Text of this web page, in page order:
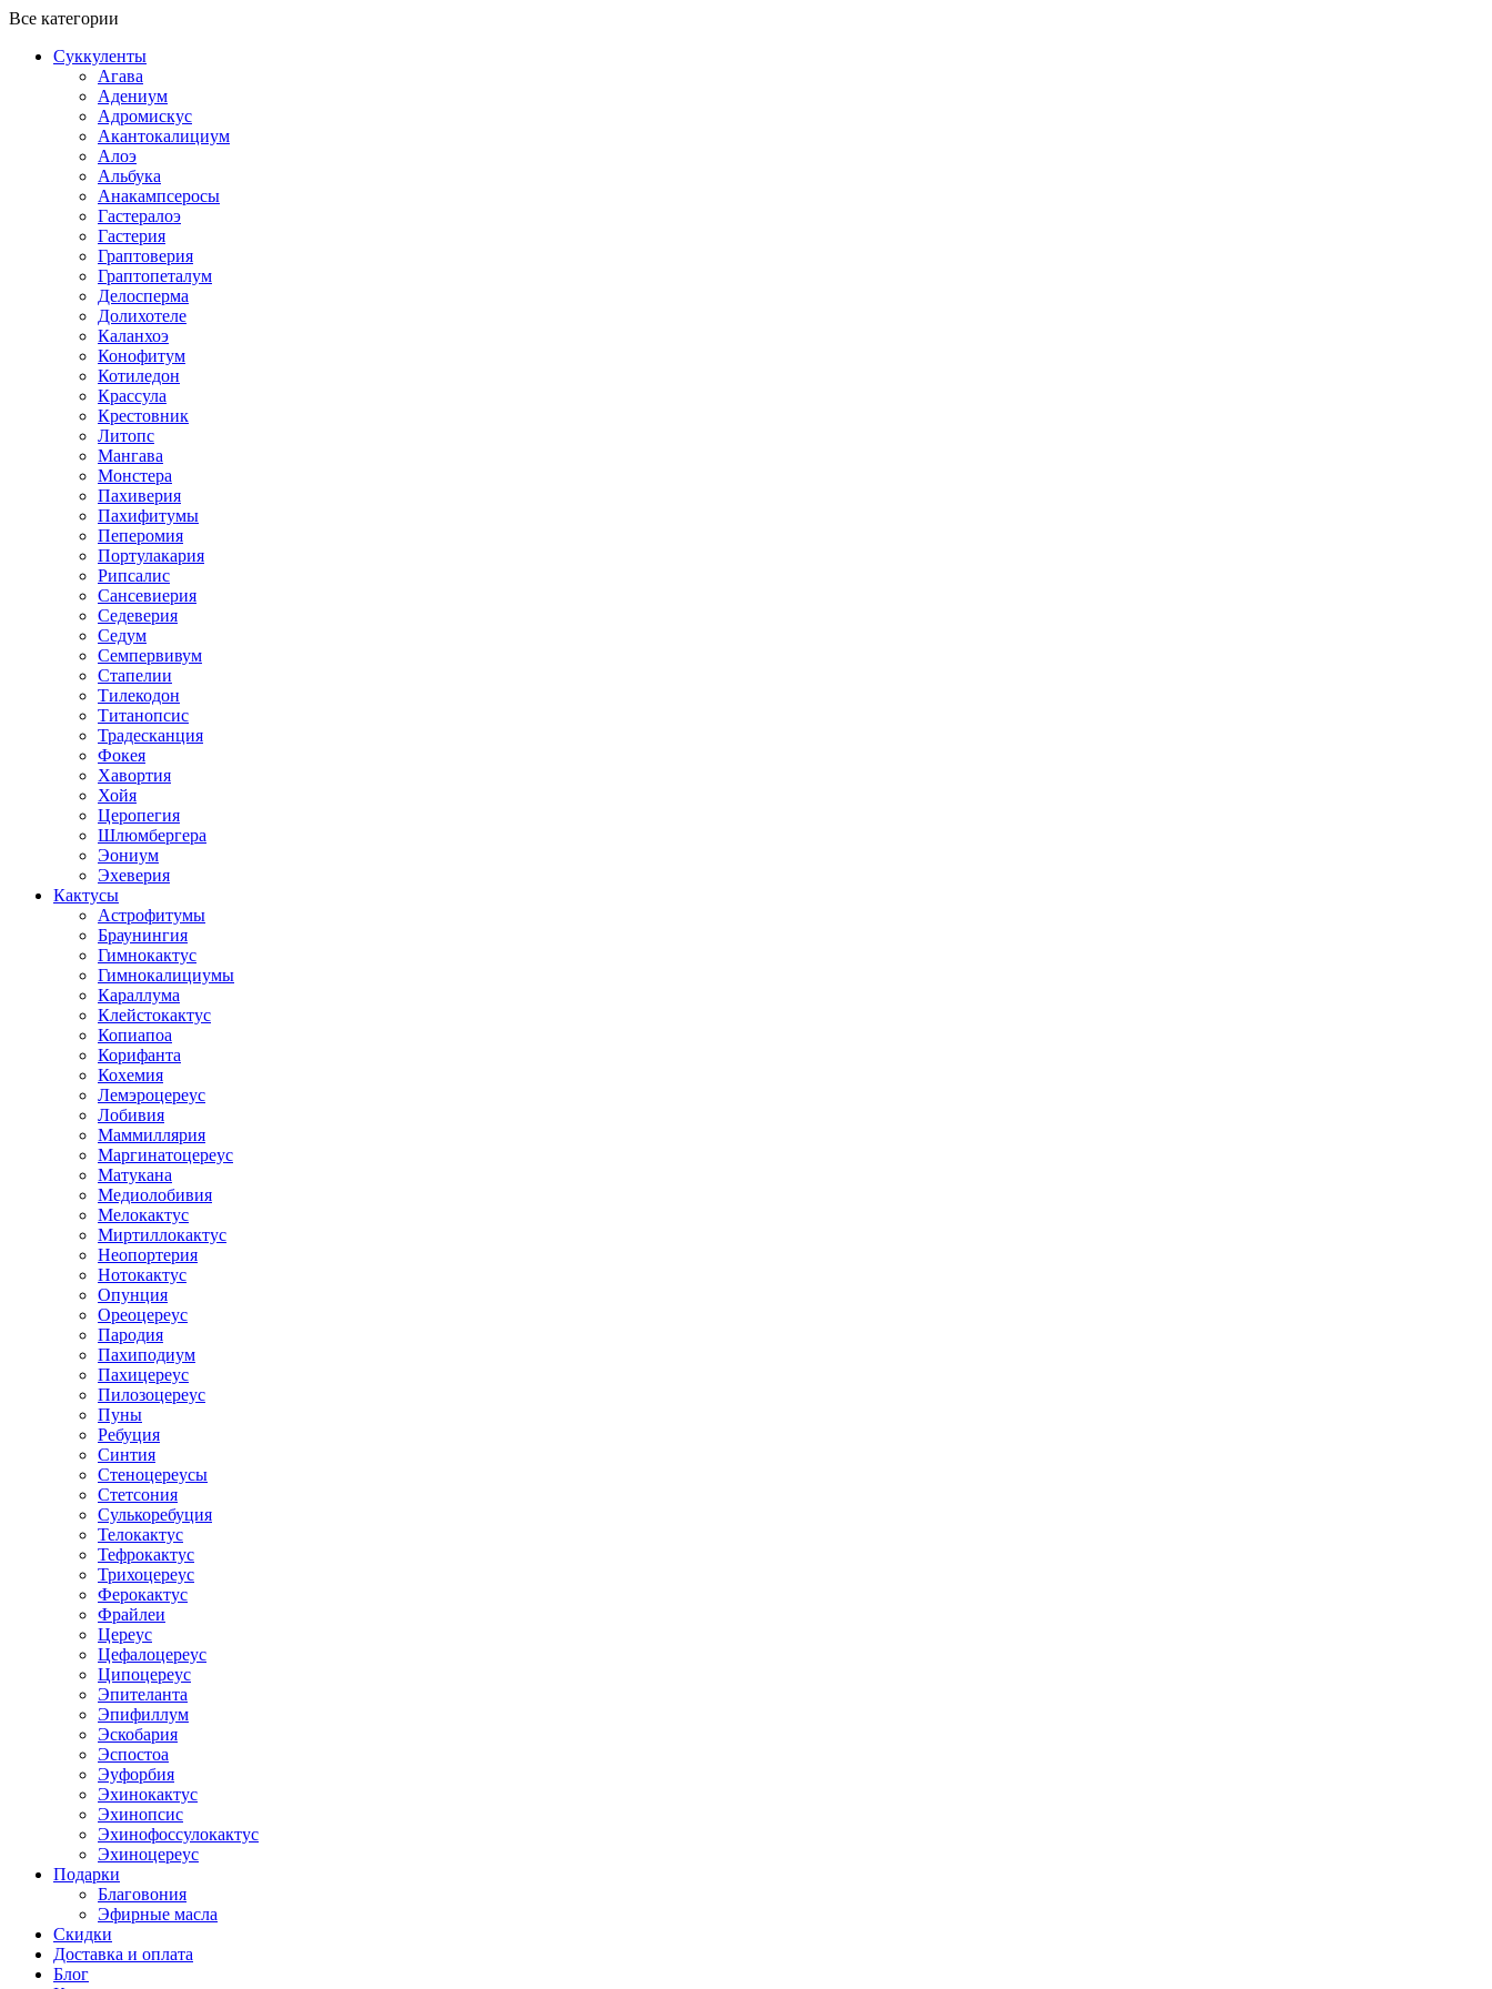
Все категории
Суккуленты
Агава
Адениум
Адромискус
Акантокалициум
Алоэ
Альбука
Анакампсеросы
Гастералоэ
Гастерия
Граптоверия
Граптопеталум
Делосперма
Долихотеле
Каланхоэ
Конофитум
Котиледон
Крассула
Крестовник
Литопс
Мангава
Монстера
Пахиверия
Пахифитумы
Пеперомия
Портулакария
Рипсалис
Сансевиерия
Седеверия
Седум
Семпервивум
Стапелии
Тилекодон
Титанопсис
Традесканция
Фокея
Хавортия
Хойя
Церопегия
Шлюмбергера
Эониум
Эхеверия
Кактусы
Астрофитумы
Браунингия
Гимнокактус
Гимнокалициумы
Караллума
Клейстокактус
Копиапоа
Корифанта
Кохемия
Лемэроцереус
Лобивия
Маммиллярия
Маргинатоцереус
Матукана
Медиолобивия
Мелокактус
Миртиллокактус
Неопортерия
Нотокактус
Опунция
Ореоцереус
Пародия
Пахиподиум
Пахицереус
Пилозоцереус
Пуны
Ребуция
Синтия
Стеноцереусы
Стетсония
Сулькоребуция
Телокактус
Тефрокактус
Трихоцереус
Ферокактус
Фрайлеи
Цереус
Цефалоцереус
Ципоцереус
Эпителанта
Эпифиллум
Эскобария
Эспостоа
Эуфорбия
Эхинокактус
Эхинопсис
Эхинофоссулокактус
Эхиноцереус
Подарки
Благовония
Эфирные масла
Скидки
Доставка и оплата
Блог